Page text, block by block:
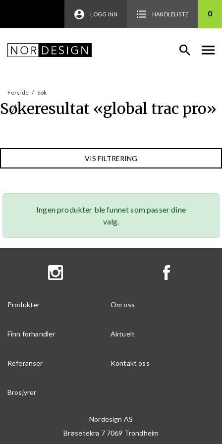
LOGG INN HANDLELISTE 0
Forside / Søk
Søkeresultat «global trac pro»
VIS FILTRERING
Ingen produkter ble funnet som passer dine
valg.
Produkter Om oss
Finn forhandler Aktuelt
Referanser Kontakt oss
Brosjyrer
Nordesign AS
Brøsetekra 7 7069 Trondheim